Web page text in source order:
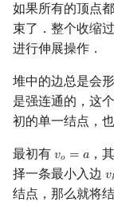
如果所有的顶点
束了．整个收缩
进行伸展操作．
堆中的边总是会
是强连通的，这
初的单一结点，
最初有 𝑣𝑜 = 𝑎
vo =a ，
择一条最小入边 𝑣
v
结点，那么就将